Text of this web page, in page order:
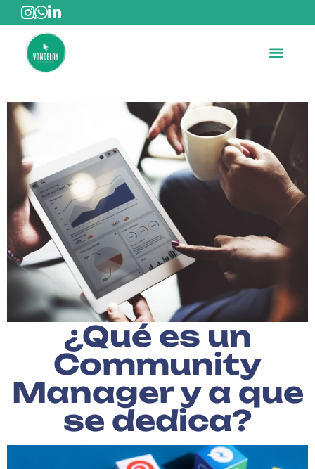
¿Qué es un
Community
Manager y a que
se dedica?